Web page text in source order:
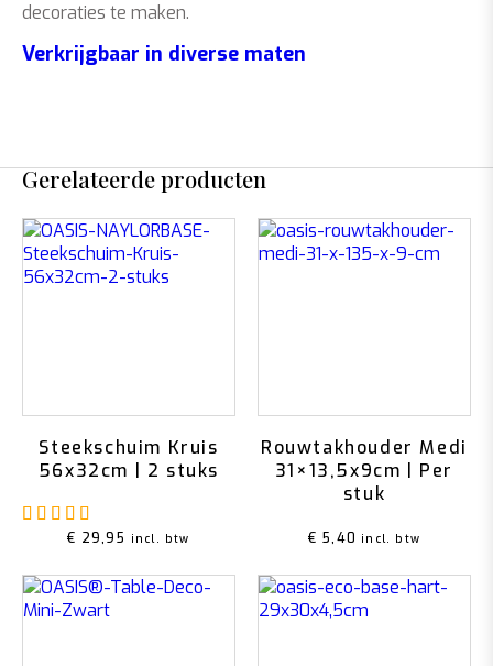
decoraties te maken.
Verkrijgbaar in diverse maten
Gerelateerde producten
Steekschuim Kruis
56x32cm | 2 stuks
€ 29,95 incl. btw
Rouwtakhouder Medi
31×13,5x9cm | Per
stuk
€ 5,40 incl. btw